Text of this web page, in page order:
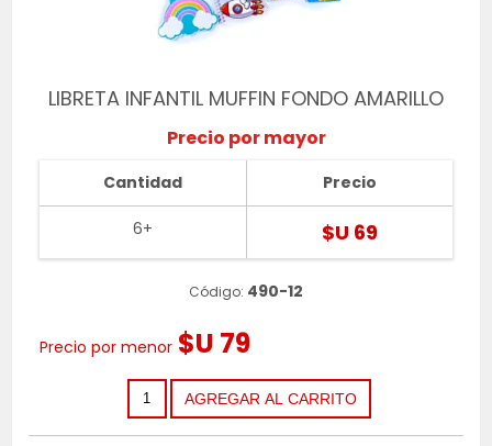
LIBRETA INFANTIL MUFFIN FONDO AMARILLO
Precio por mayor
Cantidad
6+
Precio
$U 69
Código: 490-12
Precio por menor $U 79